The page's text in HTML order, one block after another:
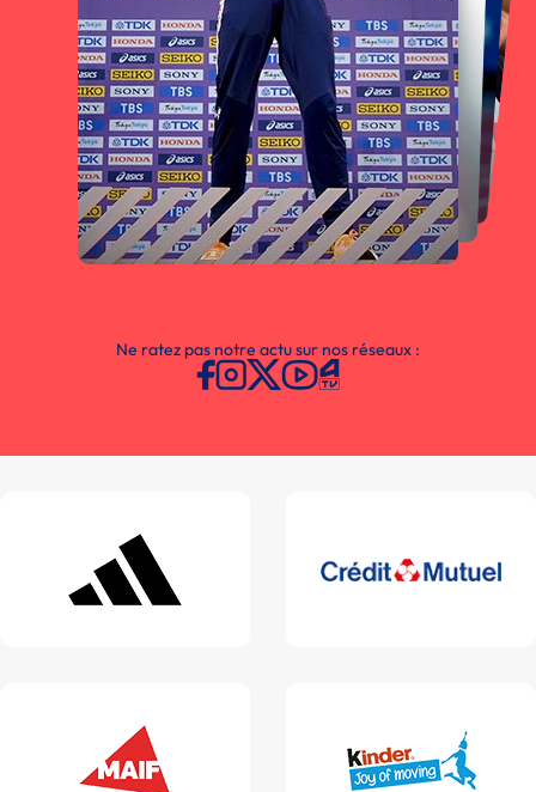
Ne ratez pas notre actu sur nos réseaux :